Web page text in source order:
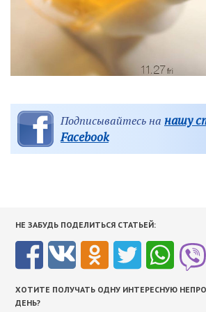
Подписывайтесь на нашу
Facebook
НЕ ЗАБУДЬ ПОДЕЛИТЬСЯ СТАТЬЕЙ:
ХОТИТЕ ПОЛУЧАТЬ ОДНУ ИНТЕРЕСНУЮ
ДЕНЬ?